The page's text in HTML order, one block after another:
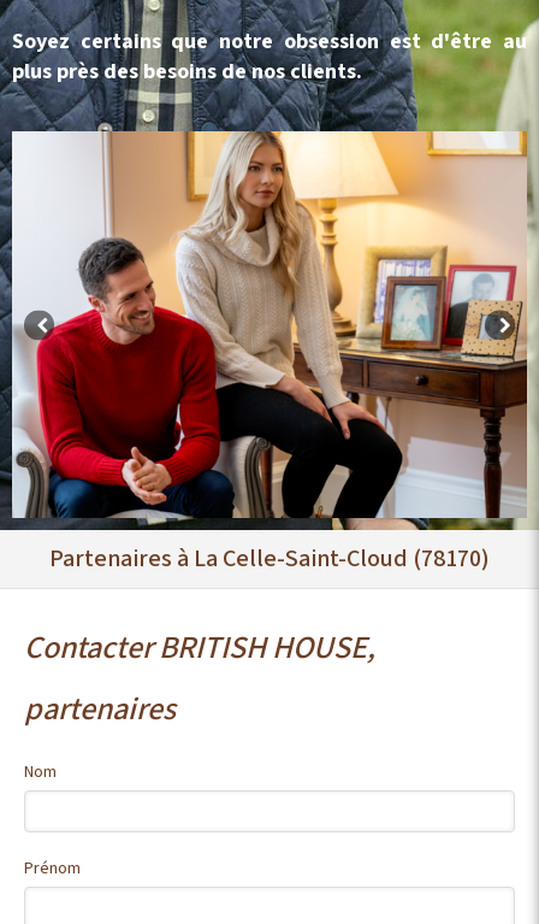
Soyez certains que notre obsession est d'être au
plus près des besoins de nos clients.
Partenaires à La Celle-Saint-Cloud (78170)
Contacter BRITISH HOUSE,
partenaires
Nom
Prénom